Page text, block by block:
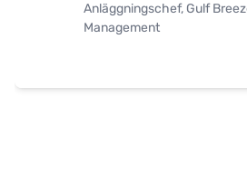
Anläggningschef, Gulf
Management